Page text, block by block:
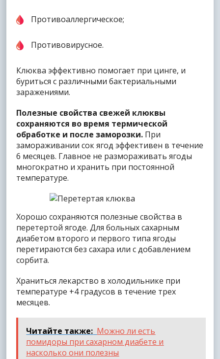
Противоаллергическое;
Противовирусное.
Клюква эффективно помогает при цинге, и
буриться с различными бактериальными
заражениями.
Полезные свойства свежей клюквы
сохраняются во время термической
обработке и после заморозки. При
замораживании сок ягод эффективен в течение
6 месяцев. Главное не размораживать ягоды
многократно и хранить при постоянной
температуре.
Хорошо сохраняются полезные свойства в
перетертой ягоде. Для больных сахарным
диабетом второго и первого типа ягоды
перетираются без сахара или с добавлением
сорбита.
Храниться лекарство в холодильнике при
температуре +4 градусов в течение трех
месяцев.
Читайте также: Можно ли есть
помидоры при сахарном диабете и
насколько они полезны